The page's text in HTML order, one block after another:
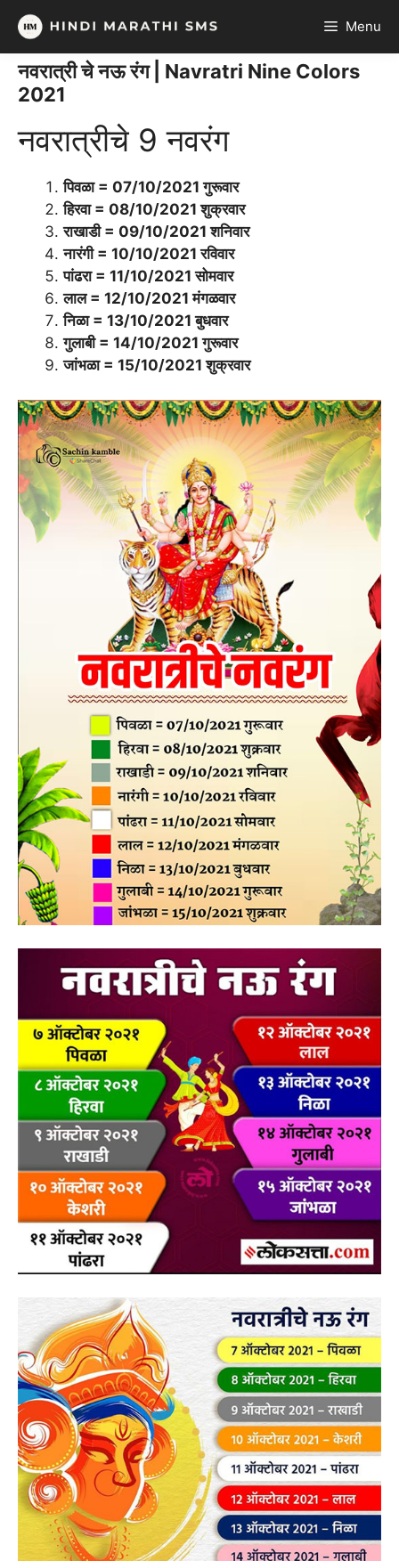
Skip
content
Menu
नवरात्री चे नऊ रंग | Navratri Nine Colors
2021
नवरात्रीचे 9 नवरंग
पिवळा = 07/10/2021 गुरूवार
हिरवा = 08/10/2021 शुक्रवार
राखाडी = 09/10/2021 शनिवार
नारंगी = 10/10/2021 रविवार
पांढरा = 11/10/2021 सोमवार
लाल = 12/10/2021 मंगळवार
निळा = 13/10/2021 बुधवार
गुलाबी = 14/10/2021 गुरूवार
जांभळा = 15/10/2021 शुक्रवार